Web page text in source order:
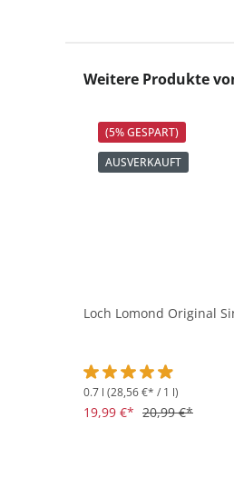
Produktgalerie
Weitere Produkte
(5% GESPART)
AUSVERKAUFT
Loch Lomond Original
Durchschnittliche
0.7 l (28,56 €* / 1 l)
19,99 €* 20,99 €*